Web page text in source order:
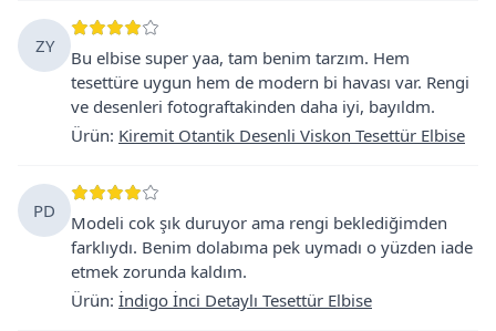
ZY
Bu elbise super yaa, tam benim tarzım. Hem
tesettüre uygun hem de modern bi havası var. Rengi
ve desenleri fotograftakinden daha iyi, bayıldm.
Ürün: Kiremit Otantik Desenli Viskon Tesettür Elbise
PD
Modeli cok şık duruyor ama rengi beklediğimden
farklıydı. Benim dolabıma pek uymadı o yüzden iade
etmek zorunda kaldım.
Ürün: İndigo İnci Detaylı Tesettür Elbise